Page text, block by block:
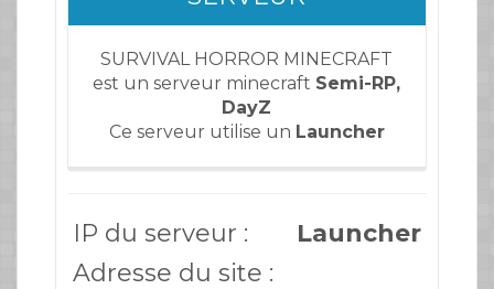
SURVIVAL HORROR MINECRAFT
est un serveur minecraft Semi-RP,
DayZ
Ce serveur utilise un Launcher
IP du serveur :
Launcher
Adresse du site :